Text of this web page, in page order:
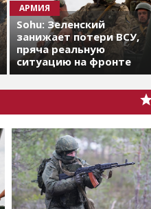
АРМИЯ
Sohu: Зеленский
занижает потери ВСУ,
пряча реальную
ситуацию на фронте